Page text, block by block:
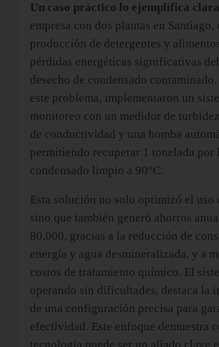
Un caso práctico lo ejemplifica
empresa con dos plantas en Santiago,
producción de detergentes y
pérdidas energéticas significativas
desecho de condensado
este problema, implementaron un
monitoreo con un medidor de
de conductividad y una bomba
permitiendo recuperar 1 tonelada por
condensado limpio a 90°C.
Esta solución no solo optimizó el uso
sino que también generó ahorros
80,000, gracias a la reducción de
energía y agua desmineralizada, y a
costos de tratamiento químico. El
operando sin dificultades, destaca la
de una configuración precisa para
efectividad. Este enfoque demuestra